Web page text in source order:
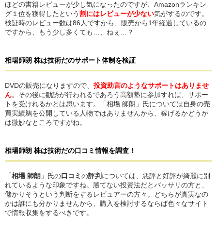
ほどの書籍レビューが少し気になったのですが、Amazonランキン
グ１位を獲得したという割にはレビューが少ない気がするのです。
検証時のレビュー数は86人ですから、販売から1年経過しているの
ですから、もう少し多くても…、ねぇ…？
相場師朗 株は技術だのサポート体制を検証
DVDの販売になりますので、 投資助言のようなサポートはありませ
ん。その後に勧誘が行われるであろう高額塾に参加すれば、サポー
トを受けれるかとは思います。「相場 師朗」氏については自身の売
買実績鵜を公開している人物ではありませんから、稼げるかどうか
は微妙なところですがね。
相場師朗 株は技術だの口コミ情報を調査！
「相場 師朗 」氏の口コミ の評判 については、悪評と好評が綺麗に別
れているような印象ですね。勝てない投資法だとバッサリの方と、
儲かりそうという判断をするレビュアーの方々。どちらが真実なの
かは誰にも分かりませんから、購入を検討するならば色々なサイト
で情報収集をするべきです。